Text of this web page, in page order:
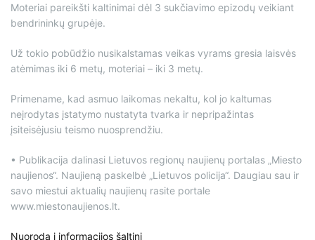
Moteriai pareikšti kaltinimai dėl 3 sukčiavimo epizodų veikiant
bendrininkų grupėje.
Už tokio pobūdžio nusikalstamas veikas vyrams gresia laisvės
atėmimas iki 6 metų, moteriai – iki 3 metų.
Primename, kad asmuo laikomas nekaltu, kol jo kaltumas
neįrodytas įstatymo nustatyta tvarka ir nepripažintas
įsiteisėjusiu teismo nuosprendžiu.
• Publikacija dalinasi Lietuvos regionų naujienų portalas „Miesto
naujienos“. Naujieną paskelbė „Lietuvos policija“. Daugiau sau ir
savo miestui aktualių naujienų rasite portale
www.miestonaujienos.lt.
Nuoroda į informacijos šaltinį